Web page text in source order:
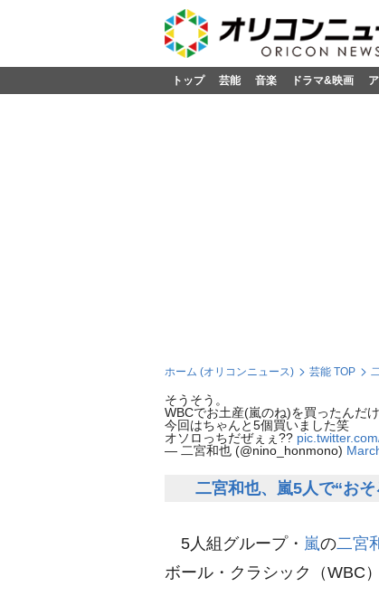
トップ 芸能 音楽 ドラマ&映画
ホーム (オリコンニュース) 芸能 TOP
そうそう。
WBCでお土産(嵐のね)を買ったんだけ
今回はちゃんと5個買いました笑
オソロっちだぜぇぇ??
— 二宮和也 (@nino_honmono)
二宮和也、嵐5人で“お
5人組グループ・ 嵐の二宮
ボール・クラシック（WBC